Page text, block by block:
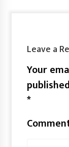
Leave a
Your
*